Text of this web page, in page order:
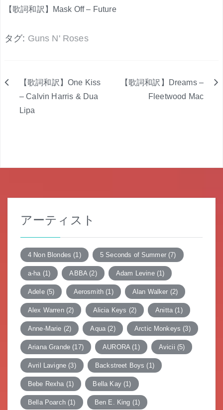
【歌詞和訳】Mask Off – Future
タグ: Guns N' Roses
ー
【歌詞和訳】One Kiss
– Calvin Harris & Dua
Lipa
【歌詞和訳】Dreams –
Fleetwood Mac
アーティスト
4 Non Blondes (1) 5 Seconds of Summer(7)
a-ha (1) ABBA(2) Adam Levine(1)
Adele(5) Aerosmith (1) Alan Walker (2)
Alex Warren(2) Alicia Keys (2) Anitta (1)
Anne-Marie (2) Aqua (2) Arctic Monkeys (3)
Ariana Grande (17) AURORA(1) Avicii (5)
Avril Lavigne (3) Backstreet Boys (1)
Bebe Rexha (1) Bella Kay(1)
Bella Poarch(1) Ben E. King (1)